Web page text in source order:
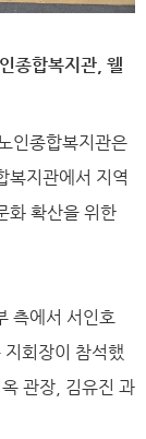
종합복지관, 웰
인종합복지관은
복지관에서 지역
화 확산을 위한
측에서 서인호
회장이 참석했
관장, 김유진 과